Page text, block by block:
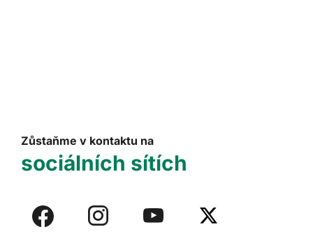
Zůstaňme v kontaktu na
sociálních sítích